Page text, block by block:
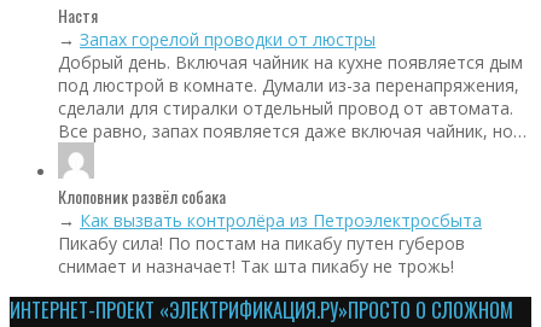
Настя
→ Запах горелой проводки от люстры
Добрый день. Включая чайник на кухне появляется дым
под люстрой в комнате. Думали из-за перенапряжения,
сделали для стиралки отдельный провод от автомата.
Все равно, запах появляется даже включая чайник, но…
Клоповник развёл собака
→ Как вызвать контролёра из Петроэлектросбыта
Пикабу сила! По постам на пикабу путен губеров
снимает и назначает! Так шта пикабу не трожь!
ИНТЕРНЕТ-ПРОЕКТ «ЭЛЕКТРИФИКАЦИЯ.РУ»ПРОСТО О СЛОЖНОМ